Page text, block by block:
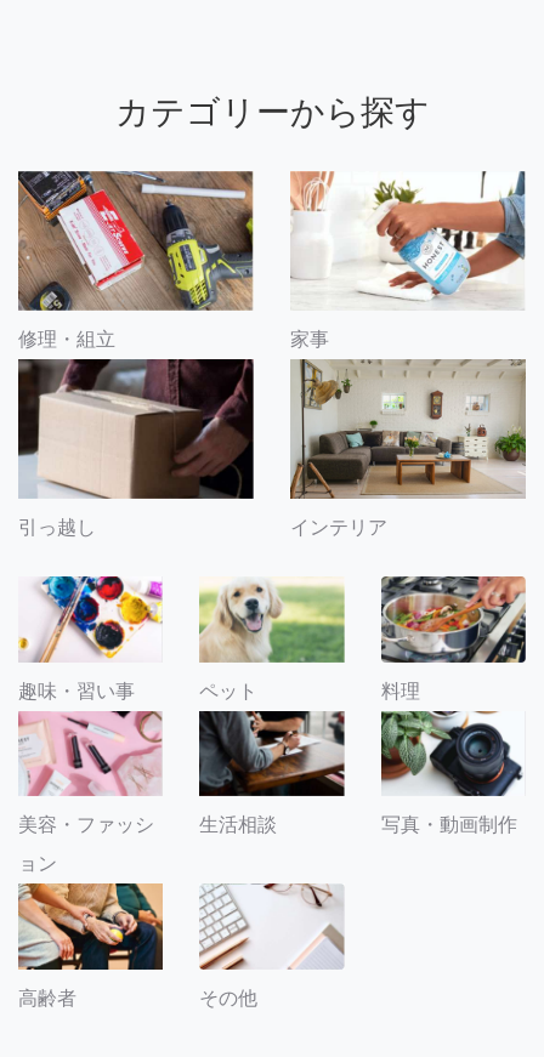
カテゴリーから探す
修理・組立 家事
引っ越し インテリア
趣味・習い事 ペット 料理
美容・ファッシ
ョン
生活相談 写真・動画制作
高齢者 その他